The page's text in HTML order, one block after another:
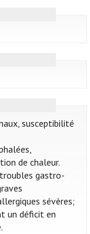
susceptibilité
de chaleur.
gastro-
sévères;
un déficit en